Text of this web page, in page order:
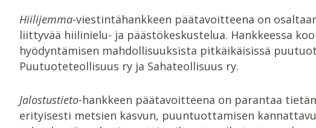
Hiilijemma-viestintähankkeen päätavoitteena on
liittyvää hiilinielu- ja päästökeskustelua. Hankkeessa
hyödyntämisen mahdollisuuksista pitkäikäisissä
Puutuoteteollisuus ry ja Sahateollisuus ry.
Jalostustieto-hankkeen päätavoitteena on parantaa
erityisesti metsien kasvun, puuntuottamisen